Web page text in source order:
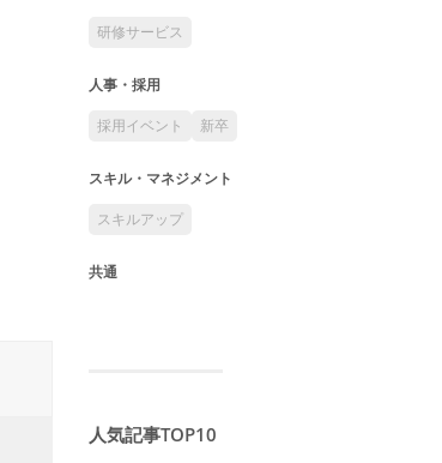
研修サービス
人事・採用
採用イベント 新卒
スキル・マネジメント
スキルアップ
共通
人気記事TOP10